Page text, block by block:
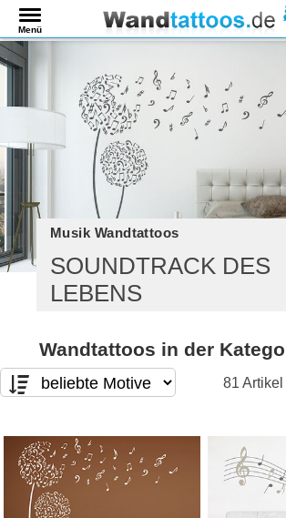
Menü
Musik Wandtattoos
SOUNDTRACK DES
LEBENS
Wandtattoos in der
81 Artikel
nur Text(5)
nur Motiv